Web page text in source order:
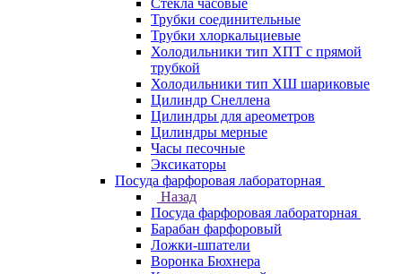
Стекла часовые
Трубки соединительные
Трубки хлоркальциевые
Холодильники тип ХПТ с прямой
трубкой
Холодильники тип ХШ шариковые
Цилиндр Снеллена
Цилиндры для ареометров
Цилиндры мерные
Часы песочные
Эксикаторы
Посуда фарфоровая лабораторная
Назад
Посуда фарфоровая лабораторная
Барабан фарфоровый
Ложки-шпатели
Воронка Бюхнера